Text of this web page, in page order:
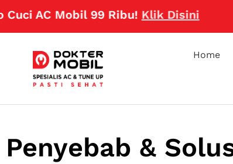
Mobil 99 Ribu!Klik Disini
Home
Penyebab &